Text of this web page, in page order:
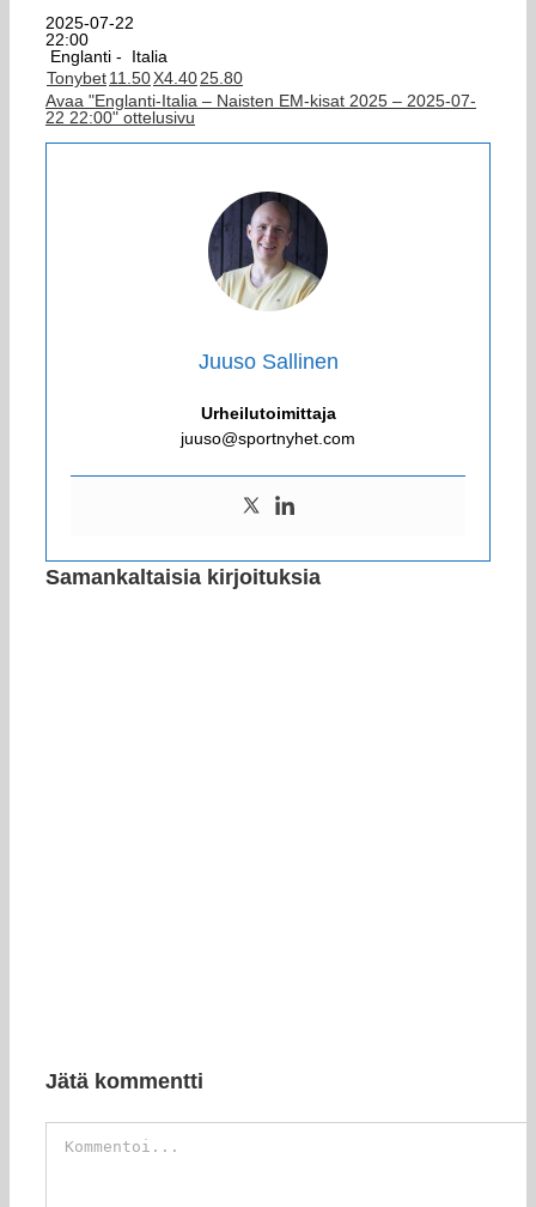
2025-07-22
22:00
Englanti -
Italia
Tonybet11.50X4.4025.80
Avaa "Englanti-Italia – Naisten EM-kisat 2025 – 2025-07-
22 22:00" ottelusivu
Juuso Sallinen
Urheilutoimittaja
juuso@sportnyhet.com
Samankaltaisia kirjoituksia
Jätä kommentti